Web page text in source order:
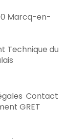
Marcq-en-
Technique du
Contact
GRET